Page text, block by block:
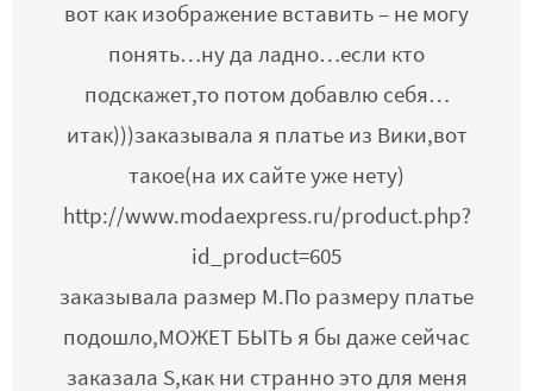
вот как изображение вставить – не могу
понять…ну да ладно…если кто
подскажет,то потом добавлю себя…
итак)))заказывала я платье из Вики,вот
такое(на их сайте уже нету)
http://www.modaexpress.ru/product.php?
id_product=605
заказывала размер М.По размеру платье
подошло,МОЖЕТ БЫТЬ я бы даже сейчас
заказала S,как ни странно это для меня